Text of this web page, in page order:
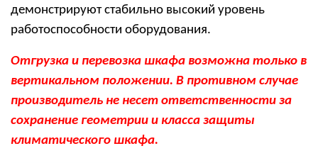
демонстрируют стабильно высокий уровень
работоспособности оборудования.
Отгрузка и перевозка шкафа возможна только в
вертикальном положении. В противном случае
производитель не несет ответственности за
сохранение геометрии и класса защиты
климатического шкафа.